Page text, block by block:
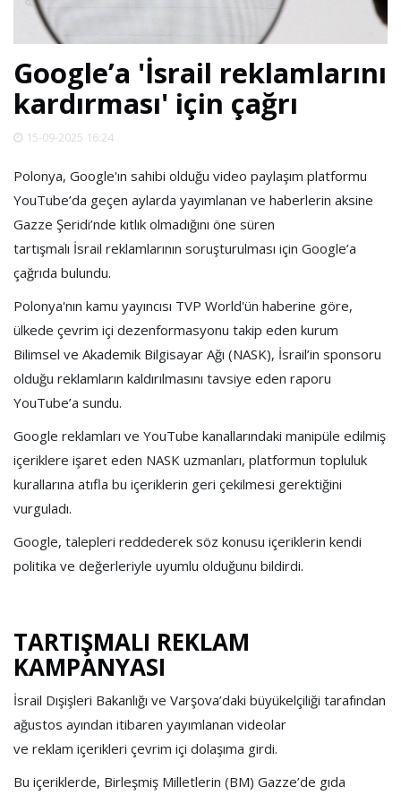
SPOR
DÜNYA
VİDEO
GALERİ
YAZARLAR
REKLAMLAR
Google’a 'İsrail reklamlarını
kardırması' için çağrı
15-09-2025 16:24
Polonya, Google'ın sahibi olduğu video paylaşım platformu
YouTube’da geçen aylarda yayımlanan ve haberlerin aksine
Gazze Şeridi’nde kıtlık olmadığını öne süren
tartışmalı İsrail reklamlarının soruşturulması için Google’a
çağrıda bulundu.
Polonya'nın kamu yayıncısı TVP World'ün haberine göre,
ülkede çevrim içi dezenformasyonu takip eden kurum
Bilimsel ve Akademik Bilgisayar Ağı (NASK), İsrail’in sponsoru
olduğu reklamların kaldırılmasını tavsiye eden raporu
YouTube’a sundu.
Google reklamları ve YouTube kanallarındaki manipüle edilmiş
içeriklere işaret eden NASK uzmanları, platformun topluluk
kurallarına atıfla bu içeriklerin geri çekilmesi gerektiğini
vurguladı.
Google, talepleri reddederek söz konusu içeriklerin kendi
politika ve değerleriyle uyumlu olduğunu bildirdi.
TARTIŞMALI REKLAM
KAMPANYASI
İsrail Dışişleri Bakanlığı ve Varşova’daki büyükelçiliği tarafından
ağustos ayından itibaren yayımlanan videolar
ve reklam içerikleri çevrim içi dolaşıma girdi.
Bu içeriklerde, Birleşmiş Milletlerin (BM) Gazze’de gıda